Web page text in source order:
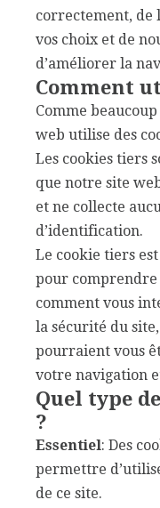
correctement, de
vos choix et de
d’améliorer la
Comment
Comme
web utilise des
Les cookies tiers
que notre site
et ne collecte
d’identification.
Le cookie tiers
pour comprendre
comment vous
la sécurité du
pourraient vous
votre navigation
Quel type
?
Essentiel: Des
permettre
de ce site.